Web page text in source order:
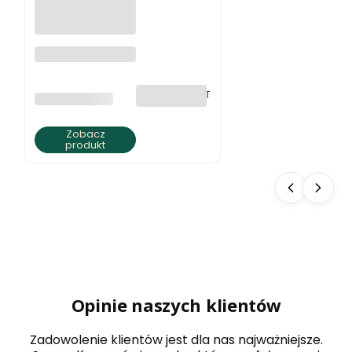
jaspisu ziemista
PRODUCENT bez VAT
Zobacz
produkt
Opinie naszych klientów
Zadowolenie klientów jest dla nas najważniejsze.